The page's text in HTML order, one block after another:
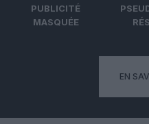
PUBLICITÉ
MASQUÉE
EN